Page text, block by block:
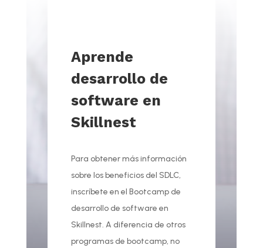
Aprende
desarrollo de
software en
Skillnest
Para obtener más información
sobre los beneficios del SDLC,
inscríbete en el Bootcamp de
desarrollo de software en
Skillnest. A diferencia de otros
programas de bootcamp, no